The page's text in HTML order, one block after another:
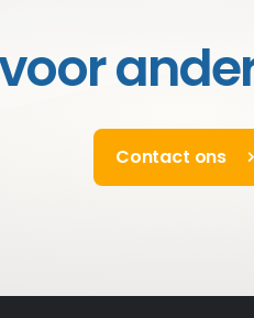
Contact ons